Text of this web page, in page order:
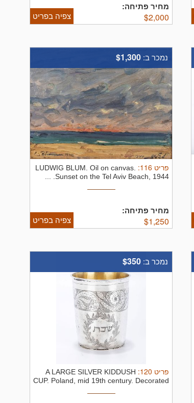
מחיר פתיחה:
$2,000 צפיה בפריט
נמכר ב: $1,300
פריט 116
:
LUDWIG BLUM. Oil on canvas.
Sunset on the Tel Aviv Beach, 1944. ...
מחיר פתיחה:
$1,250 צפיה בפריט
נמכר ב: $350
פריט 120
:
A LARGE SILVER KIDDUSH
CUP. Poland, mid 19th century. Decorated